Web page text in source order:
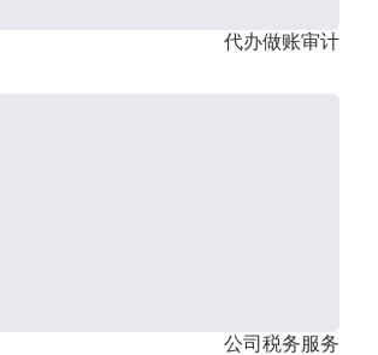
代办做账审计
公司税务服务